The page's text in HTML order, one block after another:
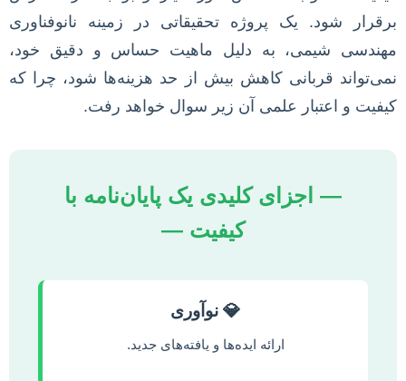
برقرار شود. یک پروژه تحقیقاتی در زمینه نانوفناوری
مهندسی شیمی، به دلیل ماهیت حساس و دقیق خود،
نمی‌تواند قربانی کاهش بیش از حد هزینه‌ها شود، چرا که
کیفیت و اعتبار علمی آن زیر سوال خواهد رفت.
— اجزای کلیدی یک پایان‌نامه با
کیفیت —
💎 نوآوری
ارائه ایده‌ها و یافته‌های جدید.